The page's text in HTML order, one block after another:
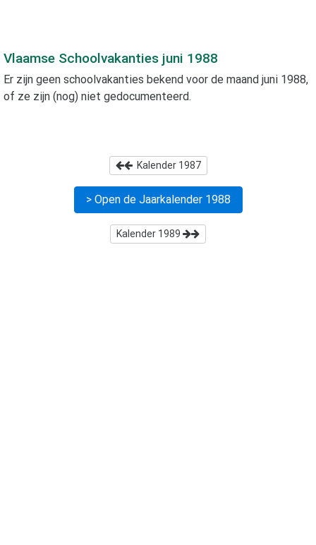
Vlaamse Schoolvakanties juni 1988
Er zijn geen schoolvakanties bekend voor de maand juni 1988,
of ze zijn (nog) niet gedocumenteerd.
Kalender 1987
> Open de Jaarkalender 1988
Kalender 1989